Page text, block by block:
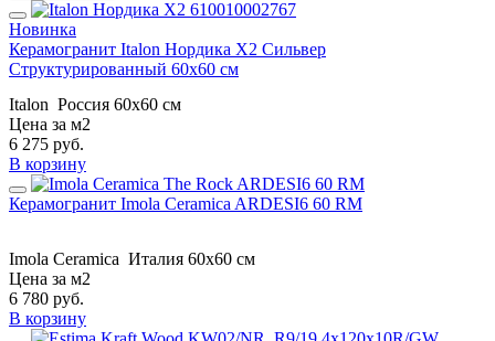
Новинка
Керамогранит Italon Нордика X2 Сильвер
Структурированный 60x60 см
Italon Россия 60x60 см
Цена за м2
6 275 руб.
В корзину
Керамогранит Imola Ceramica ARDESI6 60 RM
Imola Ceramica Италия 60x60 см
Цена за м2
6 780 руб.
В корзину